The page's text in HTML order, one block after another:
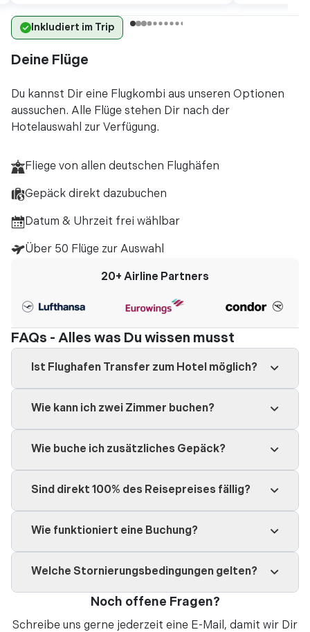
Inkludiert im Trip
Deine Flüge
Du kannst Dir eine Flugkombi aus unseren Optionen
aussuchen. Alle Flüge stehen Dir nach der
Hotelauswahl zur Verfügung.
Fliege von allen deutschen Flughäfen
Gepäck direkt dazubuchen
Datum & Uhrzeit frei wählbar
Über 50 Flüge zur Auswahl
20+ Airline Partners
FAQs - Alles was Du wissen musst
Ist Flughafen Transfer zum Hotel möglich?
Wie kann ich zwei Zimmer buchen?
Wie buche ich zusätzliches Gepäck?
Sind direkt 100% des Reisepreises fällig?
Wie funktioniert eine Buchung?
Welche Stornierungsbedingungen gelten?
Noch offene Fragen?
Schreibe uns gerne jederzeit eine E-Mail, damit wir Dir